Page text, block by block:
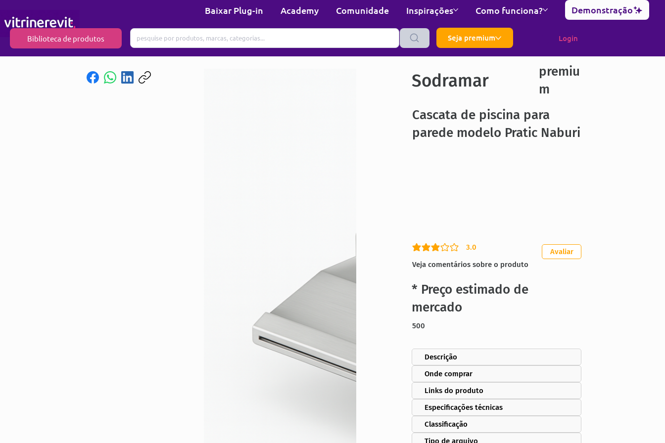
Baixar Plug-in Academy Comunidade Inspirações Como funciona? Demonstração
Biblioteca de produtos Seja premium Login
Sodramar
premiu
m
Cascata de piscina para
parede modelo Pratic Naburi
3.0
classificação média é 3 de 5
Veja comentários sobre o produto
Avaliar
* Preço estimado de
mercado
500
Descrição
Onde comprar
Links do produto
Especificações técnicas
Classificação
Tipo de arquivo